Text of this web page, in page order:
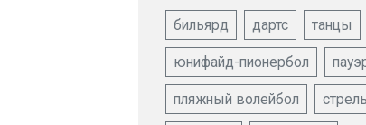
бильярд дартс танцы
юнифайд-пионербол
пляжный волейбол